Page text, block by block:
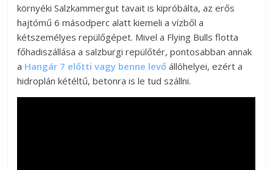
környéki Salzkammergut tavait is kipróbálta, az erős
hajtómű 6 másodperc alatt kiemeli a vízből a
kétszemélyes repülőgépet. Mivel a Flying Bulls flotta
főhadiszállása a salzburgi repülőtér, pontosabban annak
a Hangár 7 előtti vagy benne levő állóhelyei, ezért a
hidroplán kétéltű, betonra is le tud szállni.